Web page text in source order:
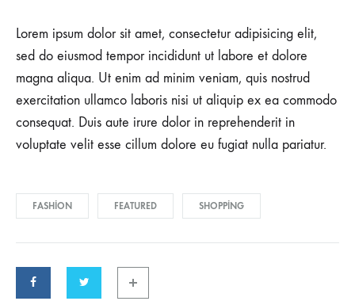
Lorem ipsum dolor sit amet, consectetur adipisicing elit,
sed do eiusmod tempor incididunt ut labore et dolore
magna aliqua. Ut enim ad minim veniam, quis nostrud
exercitation ullamco laboris nisi ut aliquip ex ea commodo
consequat. Duis aute irure dolor in reprehenderit in
voluptate velit esse cillum dolore eu fugiat nulla pariatur.
FASHION FEATURED SHOPPING